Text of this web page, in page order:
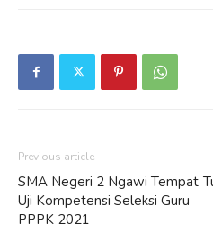
Previous article
SMA Negeri 2 Ngawi Tempat
Uji Kompetensi Seleksi Guru
PPPK 2021